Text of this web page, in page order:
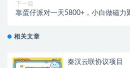
下一篇
靠蛋仔派对一天5800+，小白做磁力
相关文章
秦汉云联协议项目